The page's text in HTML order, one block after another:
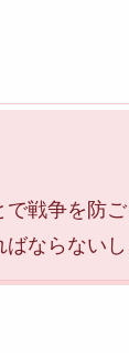
で戦争を防ご
ならないし